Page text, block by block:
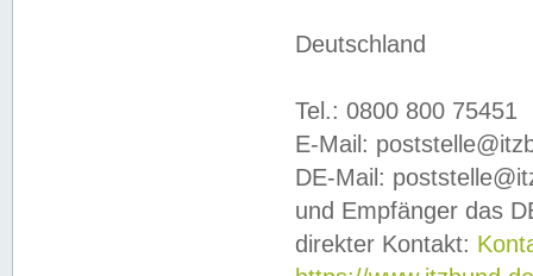
Deutschland
Tel.: 0800 800 75451
E-Mail:
DE-Mail:
und Empfänger das
direkter Kontakt: